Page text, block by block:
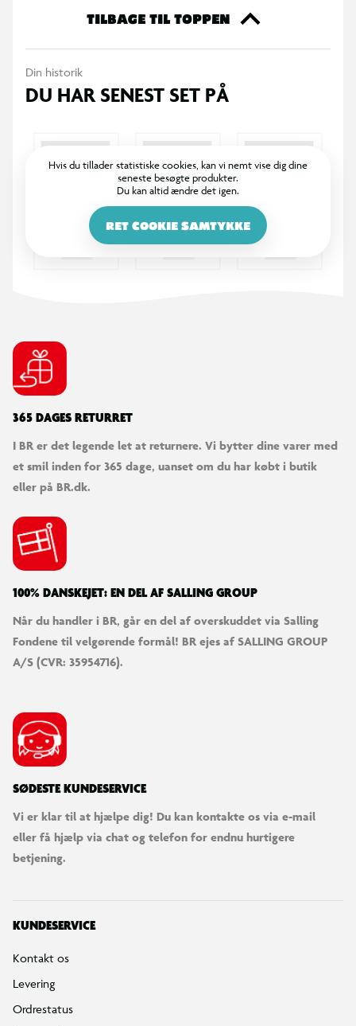
ideelt til familiehygge, picnic og varme sommerdage, hvor der
Et oplagt valg til spontan leg, aktiv bevægelse og
TILBAGE TIL TOPPEN
Din historik
DU HAR SENEST SET PÅ
Hvis du tillader statistiske cookies, kan vi nemt vise dig dine
seneste besøgte produkter.
Du kan altid ændre det igen.
RET COOKIE SAMTYKKE
365 DAGES RETURRET
I BR er det legende let at returnere. Vi bytter dine varer med
et smil inden for 365 dage, uanset om du har købt i butik
eller på BR.dk.
100% DANSKEJET: EN DEL AF SALLING GROUP
Når du handler i BR, går en del af overskuddet via Salling
Fondene til velgørende formål! BR ejes af SALLING GROUP
A/S (CVR: 35954716).
SØDESTE KUNDESERVICE
Vi er klar til at hjælpe dig! Du kan kontakte os via e-mail
eller få hjælp via chat og telefon for endnu hurtigere
betjening.
KUNDESERVICE
Kontakt os
Levering
Ordrestatus